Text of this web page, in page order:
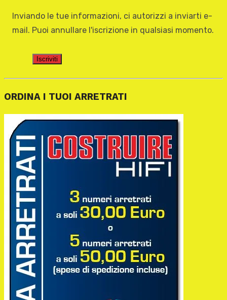
Inviando le tue informazioni, ci autorizzi a inviarti e-
mail. Puoi annullare l'iscrizione in qualsiasi momento.
Iscriviti
ORDINA I TUOI ARRETRATI